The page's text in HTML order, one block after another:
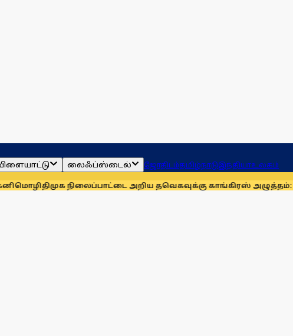
லைஃப்ஸ்டைல் ஜோதிடம்தமிழ்நாடுஇந்தியாஉலகம்
நிலைப்பாட்டை அறிய தவெகவுக்கு காங்கிரஸ் அழுத்தம்: அன்புமணி